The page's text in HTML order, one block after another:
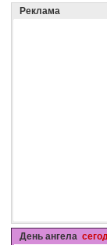
Реклама
День ангела